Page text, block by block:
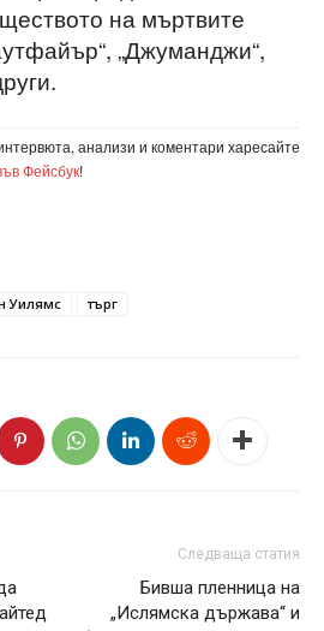
на мъртвите
„Джуманджи“,
анализи и коментари харесайте
Фейсбук!
Уилямс търг
Следваща статия
Бивша пленница на
„Ислямска държава“ и